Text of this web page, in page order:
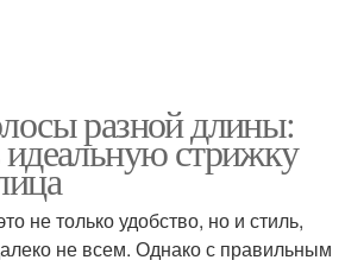
разной длины:
стрижку
не только удобство, но и стиль,
не всем. Однако с правильным